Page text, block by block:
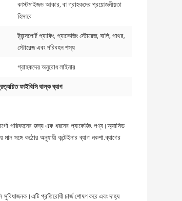
কাস্টমাইজড আকার, বা গ্রাহকদের প্রয়োজনীয়তা
হিসাবে
ট্রান্সপোর্ট প্যাকিং, প্যাকেজিং স্টোরেজ, বালি, পাথর,
স্টোরেজ এবং পরিবহন শস্য
গ্রাহকদের অনুরোধ লাইনার
ফাইবিসি বাল্ক ব্যাগ
পরিবহনের জন্য এক ধরনের প্যাকেজিং পণ্য।অ্যাসিড
সঙ্গে কঠোর অনুযায়ী কন্টেইনার ব্যাগ নকশা.ব্যাগের
সুবিধাজনক।এটি প্রতিরোধী চার্জ শোষণ করে এবং দাহ্য